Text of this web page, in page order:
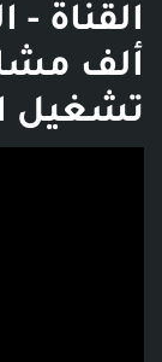
ألف
تشغيل